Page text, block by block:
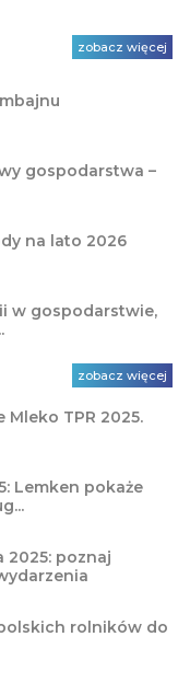
zobacz więcej
gospodarstwa –
na lato 2026
w gospodarstwie,
zobacz więcej
Mleko TPR 2025.
Lemken pokaże
2025: poznaj
rolników do